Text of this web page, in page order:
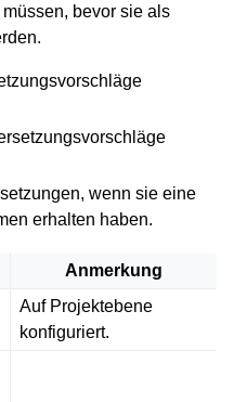
bevor sie als
wenn sie eine
erhalten haben.
Anmerkung
Auf Projektebene
konfiguriert.